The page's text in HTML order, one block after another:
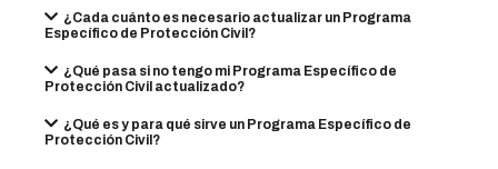
¿Cada cuánto es necesario actualizar un Programa
Específico de Protección Civil?
¿Qué pasa si no tengo mi Programa Específico de
Protección Civil actualizado?
¿Qué es y para qué sirve un Programa Específico de
Protección Civil?